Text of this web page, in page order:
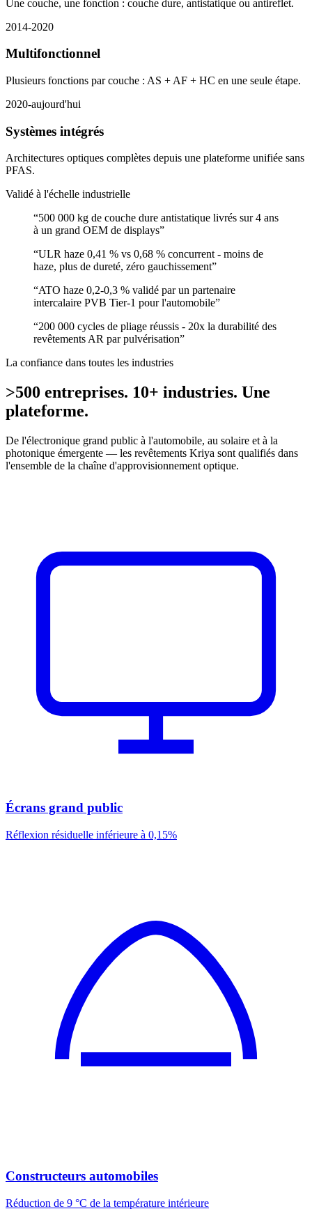
Une couche, une fonction : couche dure, antistatique ou antireflet.
2014-2020
Multifonctionnel
Plusieurs fonctions par couche : AS + AF + HC en une seule étape.
2020-aujourd'hui
Systèmes intégrés
Architectures optiques complètes depuis une plateforme unifiée sans
PFAS.
Validé à l'échelle industrielle
“500 000 kg de couche dure antistatique livrés sur 4 ans
à un grand OEM de displays”
“ULR haze 0,41 % vs 0,68 % concurrent - moins de
haze, plus de dureté, zéro gauchissement”
“ATO haze 0,2-0,3 % validé par un partenaire
intercalaire PVB Tier-1 pour l'automobile”
“200 000 cycles de pliage réussis - 20x la durabilité des
revêtements AR par pulvérisation”
La confiance dans toutes les industries
>500 entreprises. 10+ industries. Une
plateforme.
De l'électronique grand public à l'automobile, au solaire et à la
photonique émergente — les revêtements Kriya sont qualifiés dans
l'ensemble de la chaîne d'approvisionnement optique.
Écrans grand public
Réflexion résiduelle inférieure à 0,15%
Constructeurs automobiles
Réduction de 9 °C de la température intérieure